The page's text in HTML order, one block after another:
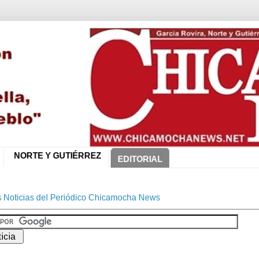
NORTE Y GUTIÉRREZ EDITORIAL
Noticias del Periódico Chicamocha News